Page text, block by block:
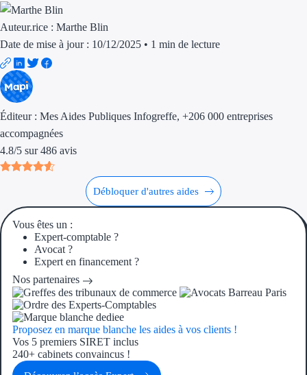
Aides Région
Aides Région
Aides Région
Auteur.rice : Marthe Blin
Date de mise à jour : 10/12/2025 • 1 min de lecture
Éditeur : Mes Aides Publiques Infogreffe, +206 000 entreprises
accompagnées
4.8/5 sur 486 avis
Débloquer d'autres aides
Vous êtes un :
Expert-comptable ?
Avocat ?
Expert en financement ?
Nos partenaires
Proposez en marque blanche les aides à vos clients !
Vos 5 premiers SIRET inclus
240+ cabinets convaincus !